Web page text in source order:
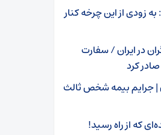
زودی از این چرخه کنار
در ایران / سفارت
کرد
| جرایم بیمه شخص ثالث
که از راه رسید!